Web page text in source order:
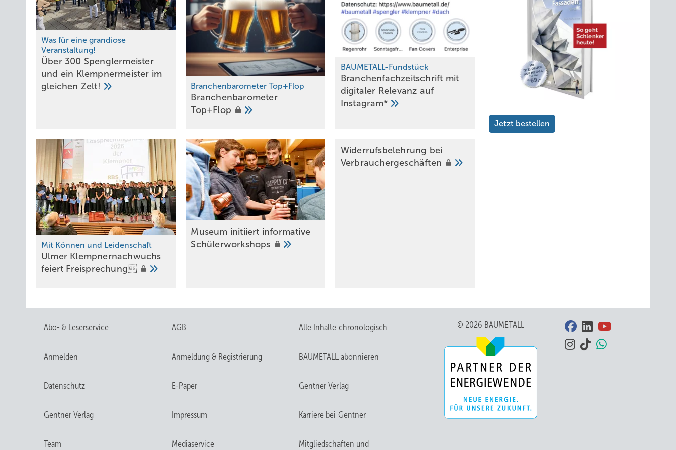
Langlebigkeit sowie einer vielfältigen Farbauswahl
Was für eine grandiose
Veranstaltung!
Über 300 Spenglermeister
und ein Klempnermeister im
gleichen Zelt! Branchenbarometer Top+Flop
Branchenbarometer
Top+Flop
BAUMETALL-Fundstück
Branchenfachzeitschrift mit
digitaler Relevanz auf
Instagram*
Mit Können und Leidenschaft
Ulmer Klempnernachwuchs
feiert Freisprechung
Museum initiiert informative
Schülerworkshops
Widerrufsbelehrung bei
Verbrauchergeschäften
Jetzt bestellen
Abo- & Leserservice AGB Alle Inhalte chronologisch
Anmelden Anmeldung & Registrierung BAUMETALL abonnieren
Datenschutz E-Paper Gentner Verlag
Gentner Verlag Impressum Karriere bei Gentner
Team Mediaservice Mitgliedschaften und
© 2026 BAUMETALL